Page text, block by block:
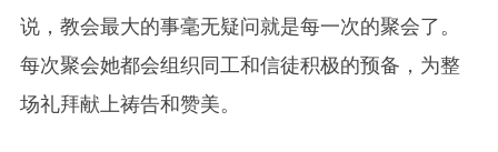
说，教会最大的事毫无疑问就是每一次的聚会了。
每次聚会她都会组织同工和信徒积极的预备，为整
场礼拜献上祷告和赞美。